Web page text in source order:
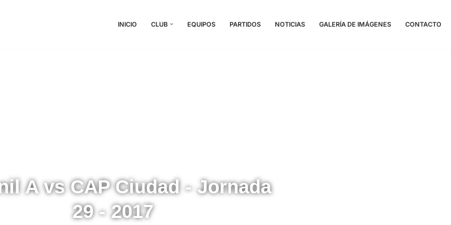
INICIO CLUB EQUIPOS PARTIDOS NOTICIAS GALERÍA DE IMÁGENES CONTACTO
A vs CAP Ciudad - Jornada
29 - 2017